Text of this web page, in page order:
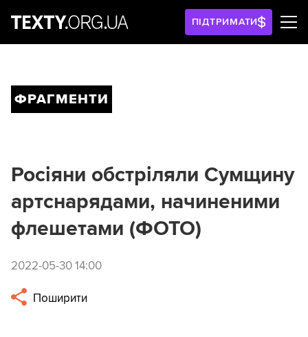
ПІДТРИМАТИ
ФРАГМЕНТИ
Росіяни обстріляли Сумщину
артснарядами, начиненими
флешетами (ФОТО)
2022-05-30 14:00
Поширити